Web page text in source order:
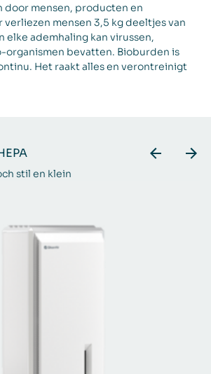
mensen, producten en
verliezen mensen 3,5 kg deeltjes van
elke ademhaling kan virussen,
organismen bevatten. Bioburden is
Het raakt alles en verontreinigt
stil en klein